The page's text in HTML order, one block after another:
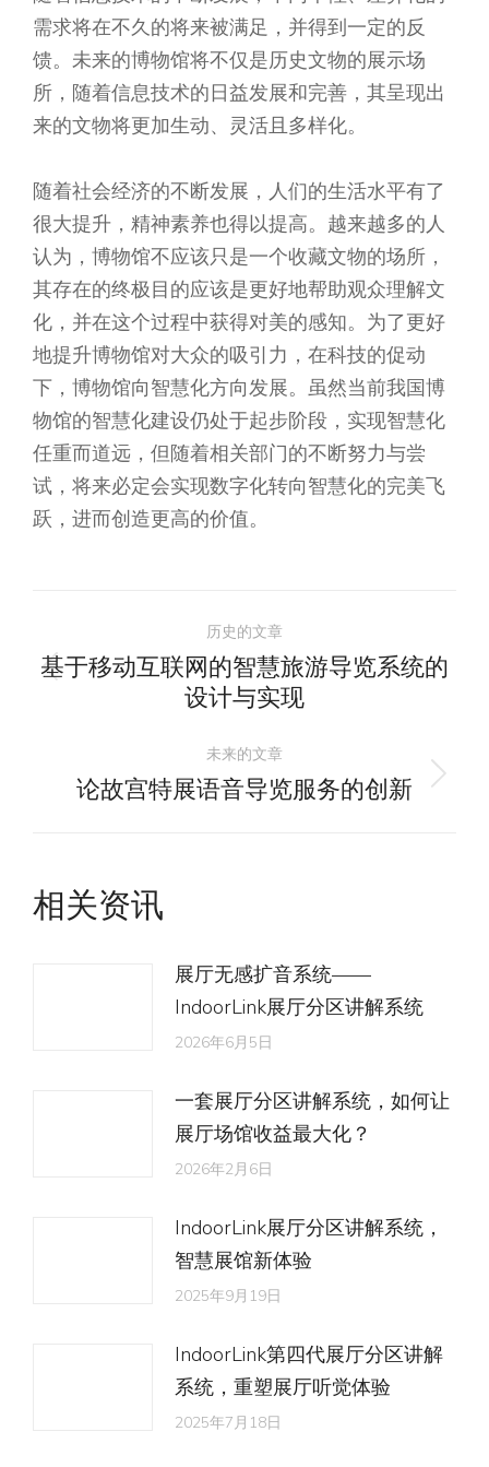
需求将在不久的将来被满足，并得到一定的反
馈。未来的博物馆将不仅是历史文物的展示场
所，随着信息技术的日益发展和完善，其呈现出
来的文物将更加生动、灵活且多样化。
随着社会经济的不断发展，人们的生活水平有了
很大提升，精神素养也得以提高。越来越多的人
认为，博物馆不应该只是一个收藏文物的场所，
其存在的终极目的应该是更好地帮助观众理解文
化，并在这个过程中获得对美的感知。为了更好
地提升博物馆对大众的吸引力，在科技的促动
下，博物馆向智慧化方向发展。虽然当前我国博
物馆的智慧化建设仍处于起步阶段，实现智慧化
任重而道远，但随着相关部门的不断努力与尝
试，将来必定会实现数字化转向智慧化的完美飞
跃，进而创造更高的价值。
章
航
历史的文章
历
史
的
文
基于移动互联网的智慧旅游导览系统的
设计与实现
未来的文章
未
论故宫特展语音导览服务的创新
相关资讯
展厅无感扩音系统——
IndoorLink展厅分区讲解系统
2026年6月5日
一套展厅分区讲解系统，如何让
展厅场馆收益最大化？
2026年2月6日
IndoorLink展厅分区讲解系统，
智慧展馆新体验
2025年9月19日
IndoorLink第四代展厅分区讲解
系统，重塑展厅听觉体验
2025年7月18日